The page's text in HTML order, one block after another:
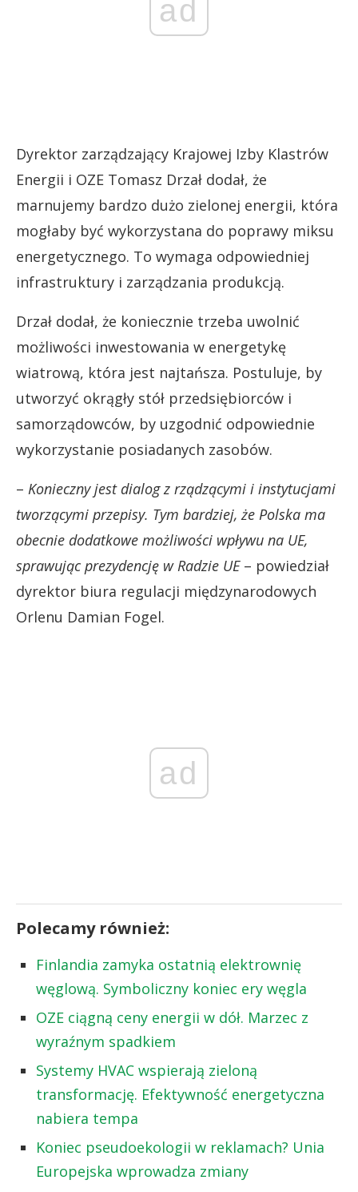
ad
Dyrektor zarządzający Krajowej Izby Klastrów
Energii i OZE Tomasz Drzał dodał, że
marnujemy bardzo dużo zielonej energii, która
mogłaby być wykorzystana do poprawy miksu
energetycznego. To wymaga odpowiedniej
infrastruktury i zarządzania produkcją.
Drzał dodał, że koniecznie trzeba uwolnić
możliwości inwestowania w energetykę
wiatrową, która jest najtańsza. Postuluje, by
utworzyć okrągły stół przedsiębiorców i
samorządowców, by uzgodnić odpowiednie
wykorzystanie posiadanych zasobów.
– Konieczny jest dialog z rządzącymi i instytucjami
tworzącymi przepisy. Tym bardziej, że Polska ma
obecnie dodatkowe możliwości wpływu na UE,
sprawując prezydencję w Radzie UE– powiedział
dyrektor biura regulacji międzynarodowych
Orlenu Damian Fogel.
ad
Polecamy również:
Finlandia zamyka ostatnią elektrownię
węglową. Symboliczny koniec ery węgla
OZE ciągną ceny energii w dół. Marzec z
wyraźnym spadkiem
Systemy HVAC wspierają zieloną
transformację. Efektywność energetyczna
nabiera tempa
Koniec pseudoekologii w reklamach? Unia
Europejska wprowadza zmiany